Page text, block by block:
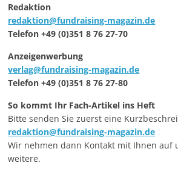
Redaktion
redaktion@fundraising-magazin.de
Telefon +49 (0)351 8 76 27-70
Anzeigenwerbung
verlag@fundraising-magazin.de
Telefon +49 (0)351 8 76 27-80
So kommt Ihr Fach-Artikel ins Heft
Bitte senden Sie zuerst eine
redaktion@fundraising-magazin.de
Wir nehmen dann Kontakt mit Ihnen auf
weitere.